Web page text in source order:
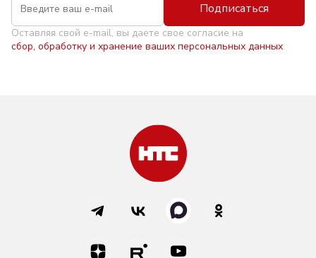
Подписаться
Оставляя свой e-mail, вы даете свое согласие на
сбор, обработку и хранение ваших персональных данных